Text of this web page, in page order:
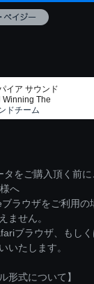
イア サウンド
Winning The
ドチーム
をご購入頂く前に
へ
ラウザをご利用の
ません。
ブラウザ、もし
いたします。
形式について】